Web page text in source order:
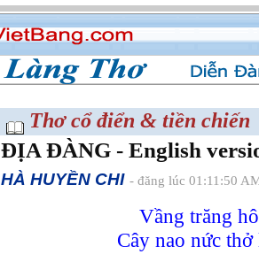
Thơ cổ điển & tiền chiến
ÐỊA ÐÀNG - English
HÀ HUYỀN CHI - đăng lúc 01:11:50
Vầng trăng
Cây nao nức